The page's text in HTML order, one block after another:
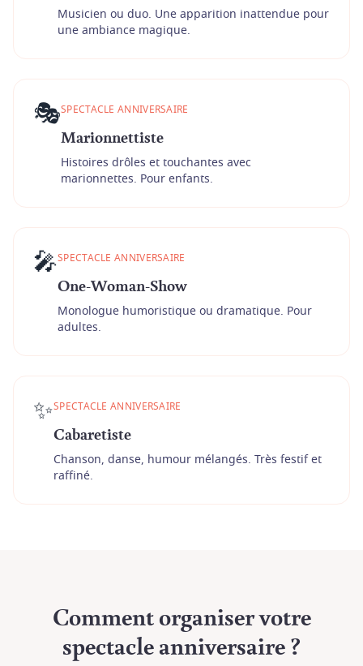
Musicien ou duo. Une apparition inattendue pour
une ambiance magique.
🎭SPECTACLE ANNIVERSAIRE
Marionnettiste
Histoires drôles et touchantes avec
marionnettes. Pour enfants.
🎤SPECTACLE ANNIVERSAIRE
One-Woman-Show
Monologue humoristique ou dramatique. Pour
adultes.
✨SPECTACLE ANNIVERSAIRE
Cabaretiste
Chanson, danse, humour mélangés. Très festif et
raffiné.
Comment organiser votre
spectacle anniversaire ?